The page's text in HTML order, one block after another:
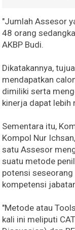
"Jumlah Assesor
48 orang
AKBP Budi.
Dikatakannya,
mendapatkan
dimiliki serta
kinerja dapat lebih
Sementara itu,
Kompol Nur
satu Assesor
suatu metode
potensi
kompetensi
"Metode atau
kali ini meliputi